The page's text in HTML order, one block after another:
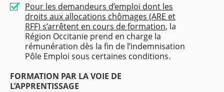
Pour les demandeurs d’emploi dont les
droits aux allocations chômages (ARE et
RFF) s’arrêtent en cours de formation, la
Région Occitanie prend en charge la
rémunération dès la fin de l’indemnisation
Pôle Emploi sous certaines conditions.
FORMATION PAR LA VOIE DE
L’APPRENTISSAGE